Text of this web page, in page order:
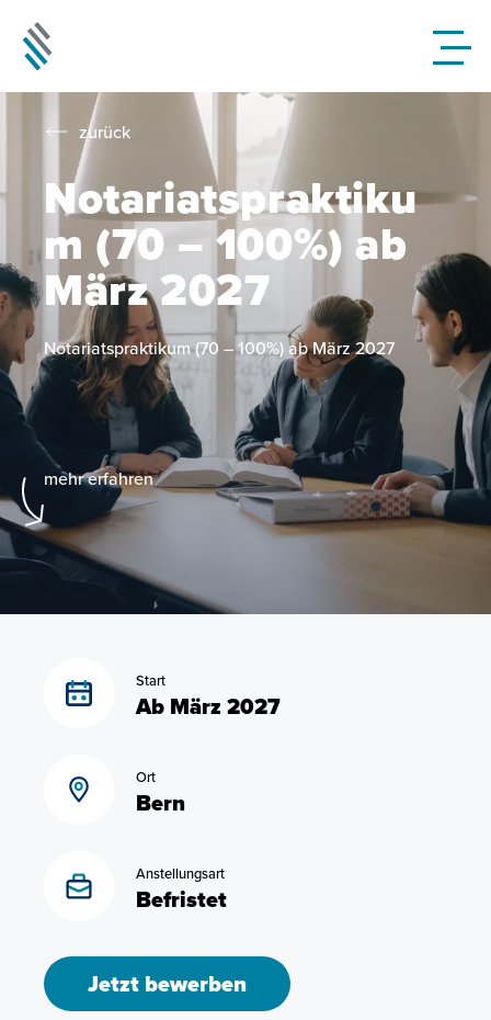
zurück
Notariatspraktiku
m (70 – 100%) ab
März 2027
Notariatspraktikum (70 – 100%) ab März 2027
mehr erfahren
Start
Ab März 2027
Ort
Bern
Anstellungsart
Befristet
Jetzt bewerben